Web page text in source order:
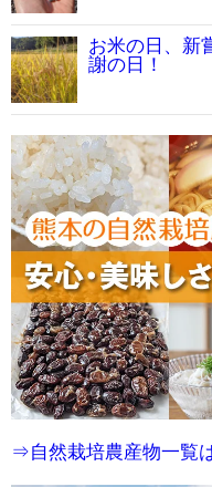
お米の日、新
謝の日！
⇒自然栽培農産物一覧